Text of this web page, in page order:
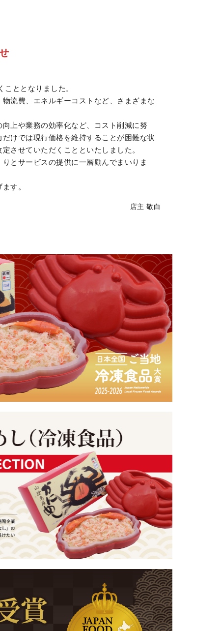
ととなりました。
流費、エネルギーコストなど、さまざまな
上や業務の効率化など、コスト削減に努
けでは現行価格を維持することが困難な状
させていただくことといたしました。
とサービスの提供に一層励んでまいりま
す。
店主 敬白